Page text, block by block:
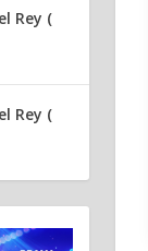
Rey (
Rey (